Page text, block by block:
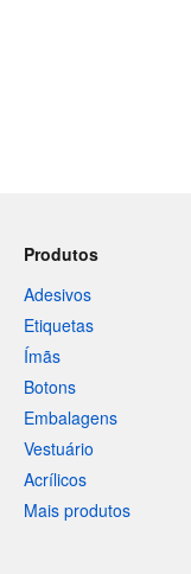
Produtos
Adesivos
Etiquetas
Ímãs
Botons
Embalagens
Vestuário
Acrílicos
Mais produtos